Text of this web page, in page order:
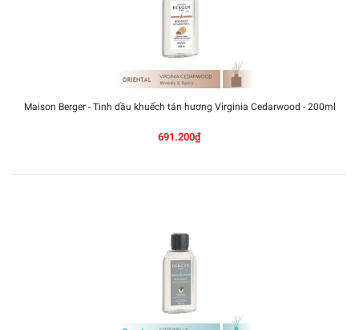
Maison Berger - Tinh dầu khuếch tán hương Virginia Cedarwood - 200ml
691.200₫